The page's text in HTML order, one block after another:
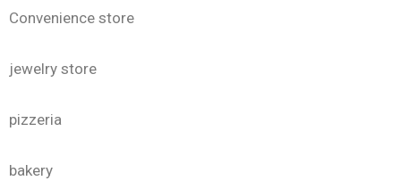
Convenience store
jewelry store
pizzeria
bakery